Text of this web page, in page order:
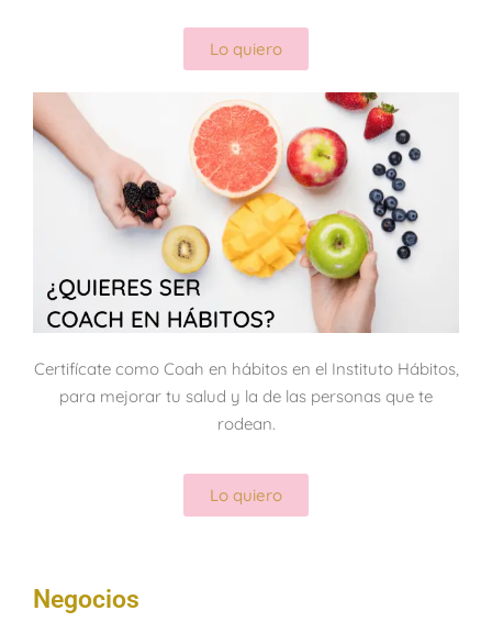
Lo quiero
Certifícate como Coah en hábitos en el Instituto Hábitos,
para mejorar tu salud y la de las personas que te
rodean.
Lo quiero
Negocios